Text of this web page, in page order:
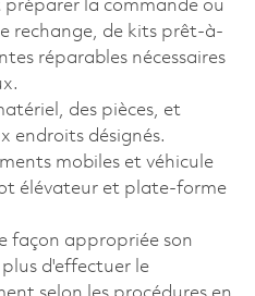
préparer la commande ou
rechange, de kits prêt-à-
réparables nécessaires
des pièces, et
endroits désignés.
mobiles et véhicule
élévateur et plate-forme
façon appropriée son
d'effectuer le